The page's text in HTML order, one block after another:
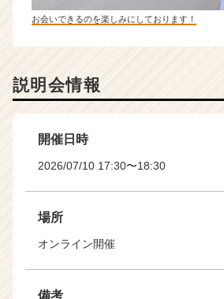
お会いできるのを楽しみにしております！
説明会情報
開催日時
2026/07/10 17:30〜18:30
場所
オンライン開催
備考